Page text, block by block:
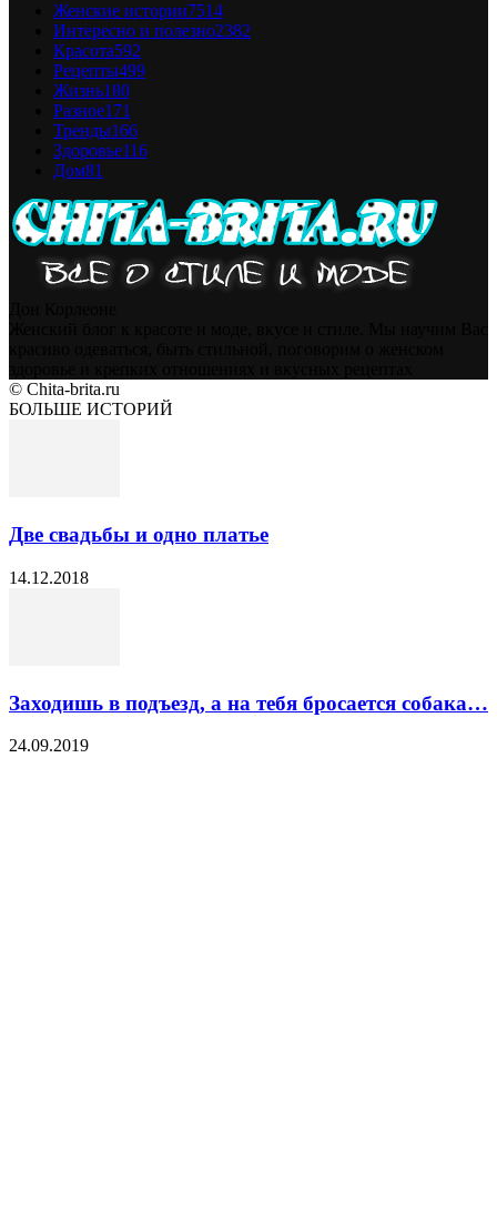
Женские истории7514
Интересно и полезно2382
Красота592
Рецепты499
Жизнь180
Разное171
Тренды166
Здоровье116
Дом81
© Chita-brita.ru
БОЛЬШЕ ИСТОРИЙ
Две свадьбы и одно платье
14.12.2018
Заходишь в подъезд, а на тебя бросается собака…
24.09.2019